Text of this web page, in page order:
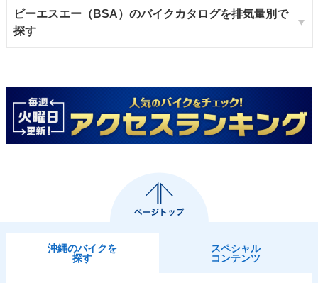
ビーエスエー（BSA）のバイクカタログを排気量別で
探す
沖縄のバイクを
探す
スペシャル
コンテンツ